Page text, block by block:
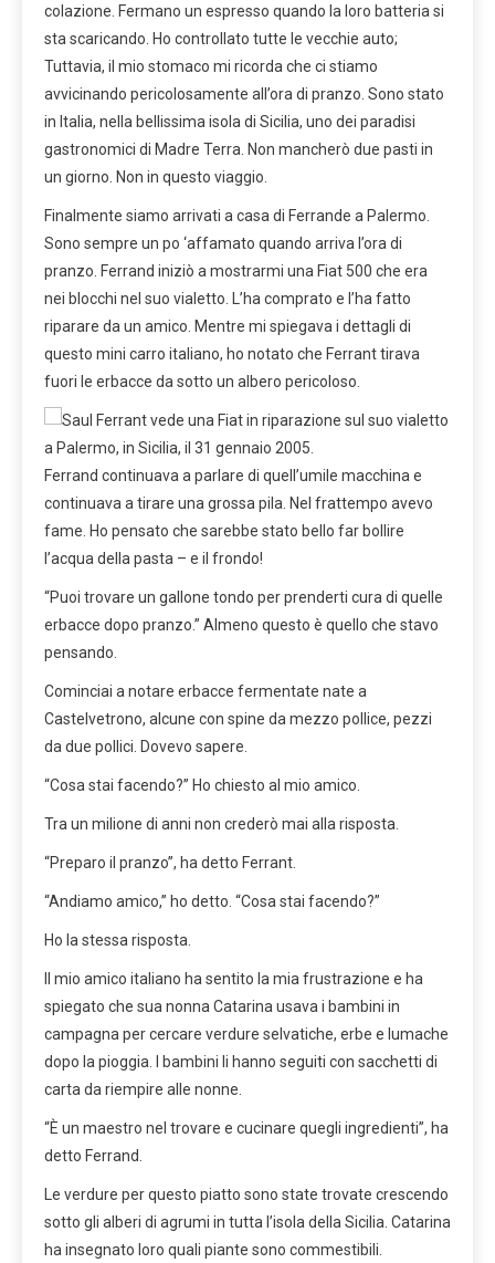
colazione. Fermano un espresso quando la loro batteria si
sta scaricando. Ho controllato tutte le vecchie auto;
Tuttavia, il mio stomaco mi ricorda che ci stiamo
avvicinando pericolosamente all’ora di pranzo. Sono stato
in Italia, nella bellissima isola di Sicilia, uno dei paradisi
gastronomici di Madre Terra. Non mancherò due pasti in
un giorno. Non in questo viaggio.
Finalmente siamo arrivati ​​a casa di Ferrande a Palermo.
Sono sempre un po ‘affamato quando arriva l’ora di
pranzo. Ferrand iniziò a mostrarmi una Fiat 500 che era
nei blocchi nel suo vialetto. L’ha comprato e l’ha fatto
riparare da un amico. Mentre mi spiegava i dettagli di
questo mini carro italiano, ho notato che Ferrant tirava
fuori le erbacce da sotto un albero pericoloso.
Ferrand continuava a parlare di quell’umile macchina e
continuava a tirare una grossa pila. Nel frattempo avevo
fame. Ho pensato che sarebbe stato bello far bollire
l’acqua della pasta – e il frondo!
“Puoi trovare un gallone tondo per prenderti cura di quelle
erbacce dopo pranzo.” Almeno questo è quello che stavo
pensando.
Cominciai a notare erbacce fermentate nate a
Castelvetrono, alcune con spine da mezzo pollice, pezzi
da due pollici. Dovevo sapere.
“Cosa stai facendo?” Ho chiesto al mio amico.
Tra un milione di anni non crederò mai alla risposta.
“Preparo il pranzo”, ha detto Ferrant.
“Andiamo amico,” ho detto. “Cosa stai facendo?”
Ho la stessa risposta.
Il mio amico italiano ha sentito la mia frustrazione e ha
spiegato che sua nonna Catarina usava i bambini in
campagna per cercare verdure selvatiche, erbe e lumache
dopo la pioggia. I bambini li hanno seguiti con sacchetti di
carta da riempire alle nonne.
“È un maestro nel trovare e cucinare quegli ingredienti”, ha
detto Ferrand.
Le verdure per questo piatto sono state trovate crescendo
sotto gli alberi di agrumi in tutta l’isola della Sicilia. Catarina
ha insegnato loro quali piante sono commestibili.